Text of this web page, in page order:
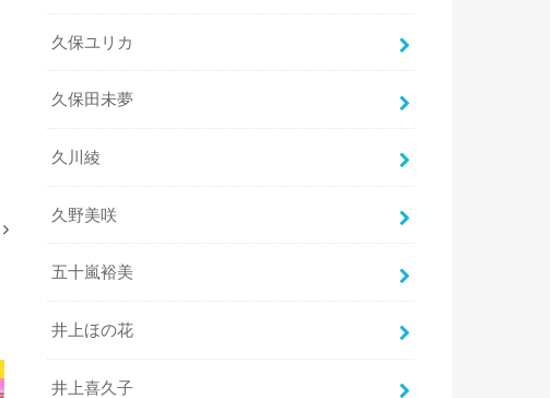
久保ユリカ
久保田未夢
久川綾
久野美咲
五十嵐裕美
井上ほの花
井上喜久子